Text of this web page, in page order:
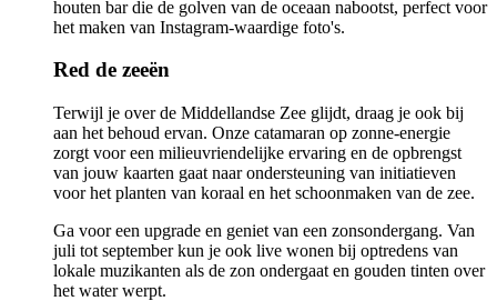
houten bar die de golven van de oceaan nabootst, perfect voor
het maken van Instagram-waardige foto's.
Red de zeeën
Terwijl je over de Middellandse Zee glijdt, draag je ook bij
aan het behoud ervan. Onze catamaran op zonne-energie
zorgt voor een milieuvriendelijke ervaring en de opbrengst
van jouw kaarten gaat naar ondersteuning van initiatieven
voor het planten van koraal en het schoonmaken van de zee.
Ga voor een upgrade en geniet van een zonsondergang. Van
juli tot september kun je ook live wonen bij optredens van
lokale muzikanten als de zon ondergaat en gouden tinten over
het water werpt.